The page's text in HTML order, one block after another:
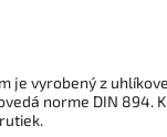
je vyrobený z
norme DIN 894.